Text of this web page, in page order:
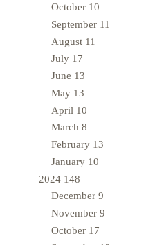
October 10
September 11
August 11
July 17
June 13
May 13
April 10
March 8
February 13
January 10
2024 148
December 9
November 9
October 17